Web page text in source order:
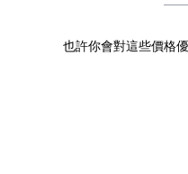
也許你會對這些價格